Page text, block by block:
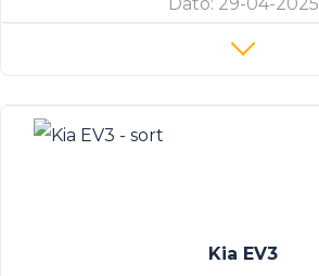
Dato: 29-04-2025
Kia EV3